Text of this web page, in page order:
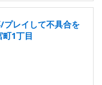
レイして不具合を
1丁目